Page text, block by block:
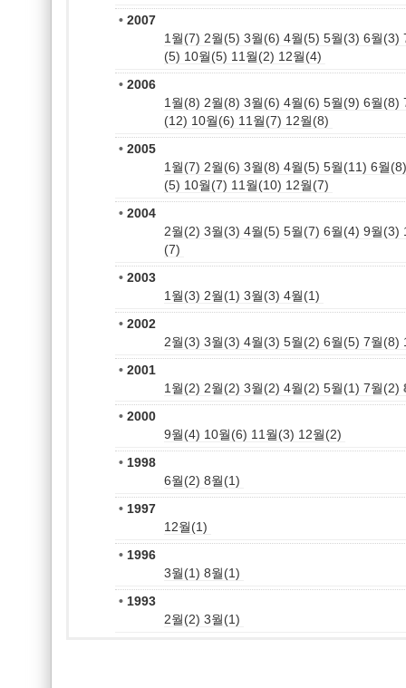
• 2007
1월(7) 2월(5) 3월(6) 4월(5) 5월(3) 6월(3)
(5) 10월(5) 11월(2) 12월(4)
• 2006
1월(8) 2월(8) 3월(6) 4월(6) 5월(9) 6월(8)
(12) 10월(6) 11월(7) 12월(8)
• 2005
1월(7) 2월(6) 3월(8) 4월(5) 5월(11) 6월(8)
(5) 10월(7) 11월(10) 12월(7)
• 2004
2월(2) 3월(3) 4월(5) 5월(7) 6월(4) 9월(3)
(7)
• 2003
1월(3) 2월(1) 3월(3) 4월(1)
• 2002
2월(3) 3월(3) 4월(3) 5월(2) 6월(5) 7월(8)
• 2001
1월(2) 2월(2) 3월(2) 4월(2) 5월(1) 7월(2)
• 2000
9월(4) 10월(6) 11월(3) 12월(2)
• 1998
6월(2) 8월(1)
• 1997
12월(1)
• 1996
3월(1) 8월(1)
• 1993
2월(2) 3월(1)